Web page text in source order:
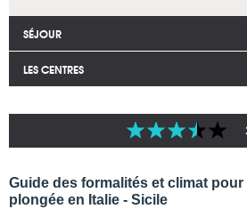
SÉJOUR
LES CENTRES
Guide des formalités et climat
plongée en Italie - Sicile